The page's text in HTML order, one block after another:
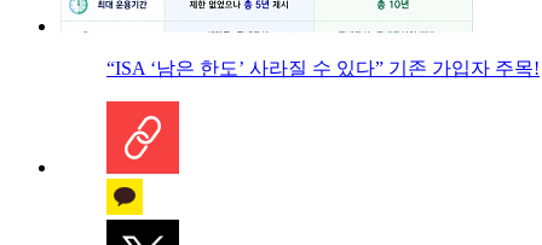
“ISA ‘남은 한도’ 사라질 수 있다” 기존 가입자 주목!